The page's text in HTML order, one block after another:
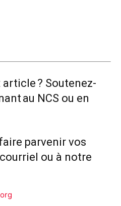
? Soutenez-
au NCS ou en
parvenir vos
ou à notre